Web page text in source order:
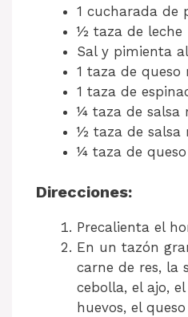
1 cucharada de
½ taza de leche
Sal y pimienta
1 taza de queso
1 taza de
¼ taza de salsa
½ taza de salsa
¼ taza de
Direcciones:
Precalienta el
En un tazón
carne de res, la
cebolla, el ajo,
huevos, el